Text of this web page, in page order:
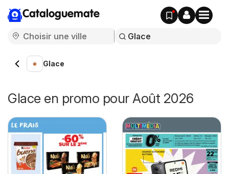
Cataloguemate
Glace
Glace en promo pour Août 2026